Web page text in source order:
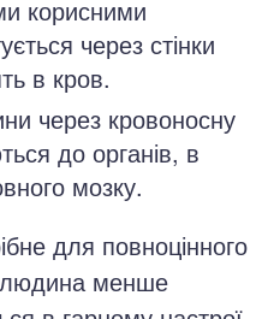
корисними
через стінки
в кров.
через кровоносну
до органів, в
мозку.
для повноцінного
людина менше